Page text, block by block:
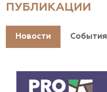
ПУБЛИКАЦИИ
Новости События